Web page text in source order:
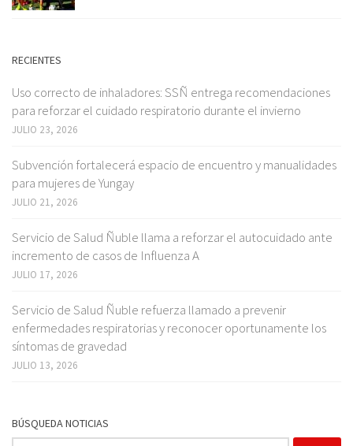
RECIENTES
Uso correcto de inhaladores: SSÑ entrega recomendaciones
para reforzar el cuidado respiratorio durante el invierno
JULIO 23, 2026
Subvención fortalecerá espacio de encuentro y manualidades
para mujeres de Yungay
JULIO 21, 2026
Servicio de Salud Ñuble llama a reforzar el autocuidado ante
incremento de casos de Influenza A
JULIO 17, 2026
Servicio de Salud Ñuble refuerza llamado a prevenir
enfermedades respiratorias y reconocer oportunamente los
síntomas de gravedad
JULIO 13, 2026
BÚSQUEDA NOTICIAS